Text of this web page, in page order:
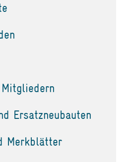
Ersatzneubauten
Merkblätter